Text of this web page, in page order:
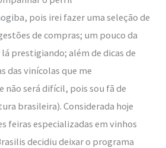
pois irei fazer uma seleção de
de compras; um pouco da
prestigiando; além de dicas de
das vinícolas que me
não será difícil, pois sou fã de
brasileira). Considerada hoje
feiras especializadas em vinhos
decidiu deixar o programa